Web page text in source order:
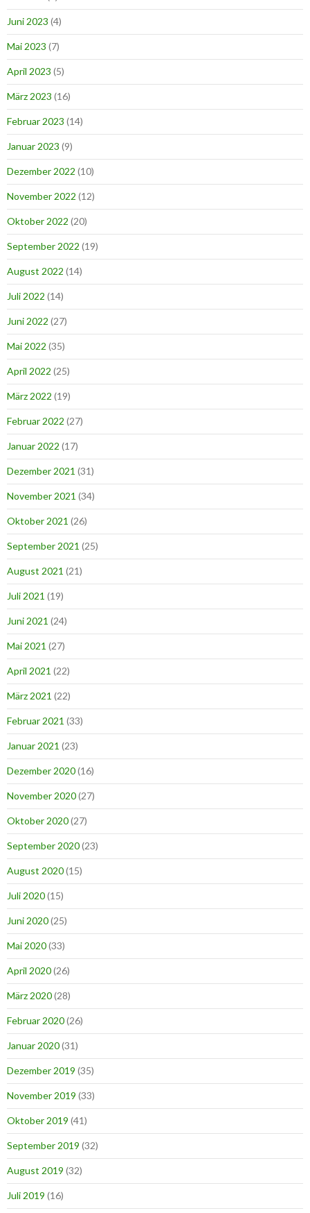
Juni 2023 (4)
Mai 2023 (7)
April 2023 (5)
März 2023 (16)
Februar 2023 (14)
Januar 2023 (9)
Dezember 2022 (10)
November 2022 (12)
Oktober 2022 (20)
September 2022 (19)
August 2022 (14)
Juli 2022 (14)
Juni 2022 (27)
Mai 2022 (35)
April 2022 (25)
März 2022 (19)
Februar 2022 (27)
Januar 2022 (17)
Dezember 2021 (31)
November 2021 (34)
Oktober 2021 (26)
September 2021 (25)
August 2021 (21)
Juli 2021 (19)
Juni 2021 (24)
Mai 2021 (27)
April 2021 (22)
März 2021 (22)
Februar 2021 (33)
Januar 2021 (23)
Dezember 2020(16)
November 2020(27)
Oktober 2020(27)
September 2020(23)
August 2020(15)
Juli 2020(15)
Juni 2020(25)
Mai 2020(33)
April 2020(26)
März 2020(28)
Februar 2020(26)
Januar 2020(31)
Dezember 2019 (35)
November 2019 (33)
Oktober 2019 (41)
September 2019 (32)
August 2019 (32)
Juli 2019 (16)